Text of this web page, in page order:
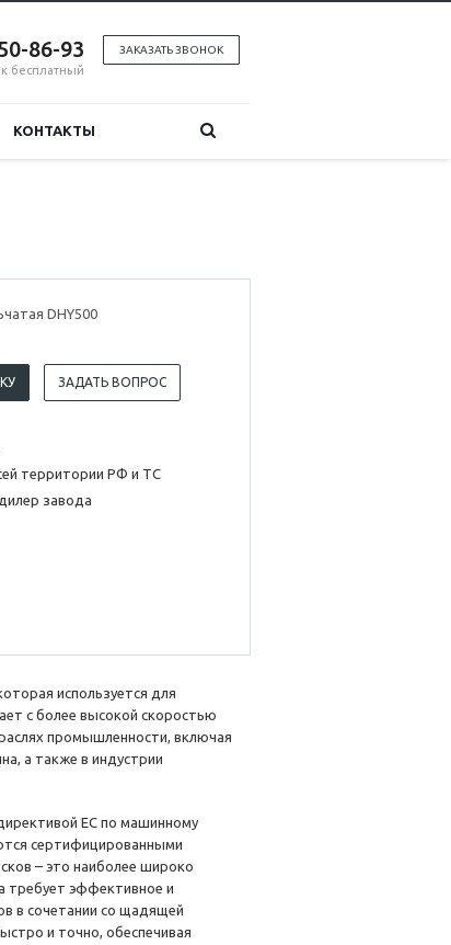
ЗАКАЗАТЬ ЗВОНОК
86-93
бесплатный
КОНТАКТЫ
DHY500
ЗАДАТЬ ВОПРОС
территории РФ и ТС
завода
используется для
с более высокой скоростью
промышленности, включая
а также в индустрии
ЕС по машинному
сертифицированными
– это наиболее широко
требует эффективное и
в сочетании со щадящей
и точно, обеспечивая